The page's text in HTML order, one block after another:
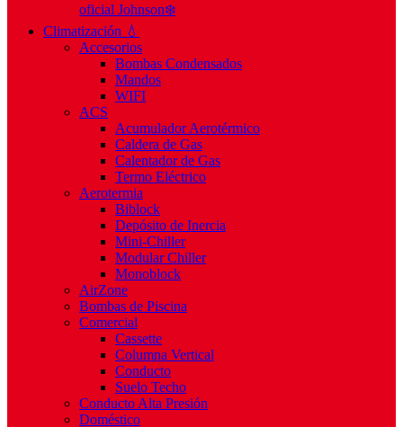
oficial Johnson❄️
Climatización 💧
Accesorios
Bombas Condensados
Mandos
WIFI
ACS
Acumulador Aerotérmico
Caldera de Gas
Calentador de Gas
Termo Eléctrico
Aerotermia
Biblock
Depósito de Inercia
Mini-Chiller
Modular Chiller
Monoblock
AirZone
Bombas de Piscina
Comercial
Cassette
Columna Vertical
Conducto
Suelo Techo
Conducto Alta Presión
Doméstico